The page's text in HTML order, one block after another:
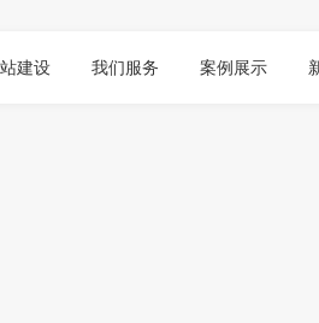
建设 我们服务 案例展示